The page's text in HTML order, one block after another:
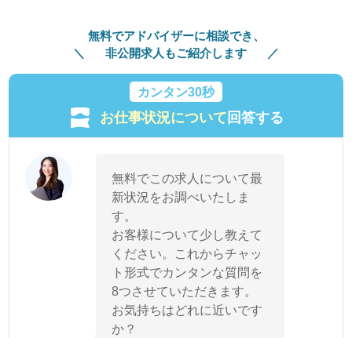
無料でアドバイザーに相談でき、
非公開求人もご紹介します
カンタン30秒
お仕事状況について回答する
無料でこの求人について最
新状況をお調べいたしま
す。
お客様について少し教えて
ください。これからチャッ
ト形式でカンタンな質問を
8つさせていただきます。
お気持ちはどれに近いです
か？